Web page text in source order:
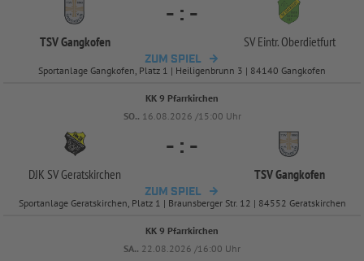
TSV Gangkofen
- : -
SV Eintr. Oberdietfurt
ZUM SPIEL
Sportanlage Gangkofen, Platz 1 | Heiligenbrunn 3 | 84140 Gangkofen
KK 9 Pfarrkirchen
SO.. 16.08.2026 /15:00 Uhr
DJK SV Geratskirchen
- : -
TSV Gangkofen
ZUM SPIEL
Sportanlage Geratskirchen, Platz 1 | Braunsberger Str. 12 | 84552 Geratskirchen
KK 9 Pfarrkirchen
SA.. 22.08.2026 /16:00 Uhr